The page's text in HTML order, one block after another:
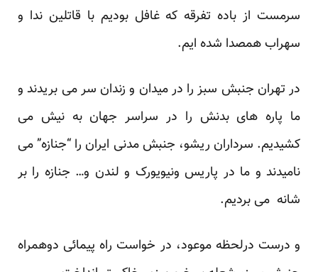
سرمست از باده تفرقه که غافل بودیم با قاتلین ندا و
سهراب همصدا شده ایم.
در تهران جنبش سبز را در میدان و زندان سر می بریدند و
ما پاره های بدنش را در سراسر جهان به نیش می
کشیدیم. سرداران ریشو، جنبش مدنی ایران را “جنازه” می
نامیدند و ما در پاریس ونیویورک و لندن و… جنازه را بر
شانه می بردیم.
و درست درلحظه موعود، در خواست راه پیمائی دوهمراه